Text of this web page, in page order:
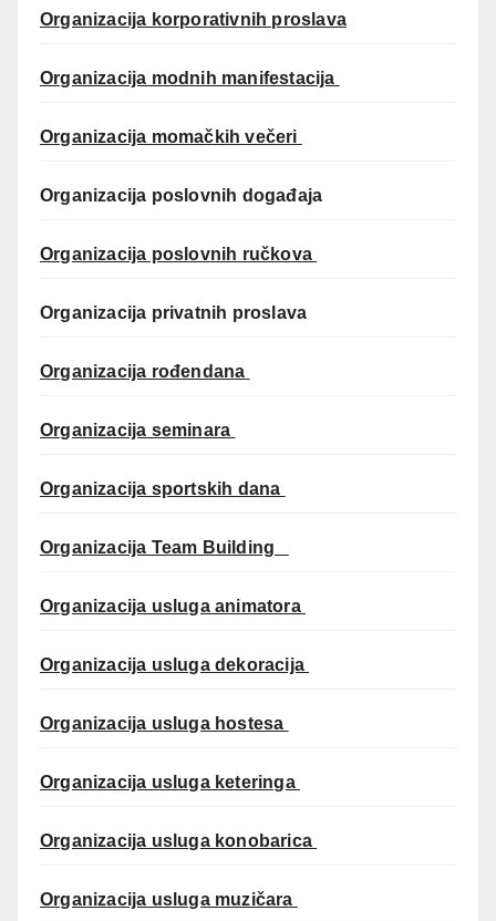
Organizacija korporativnih proslava
Organizacija modnih manifestacija
Organizacija momačkih večeri
Organizacija poslovnih događaja
Organizacija poslovnih ručkova
Organizacija privatnih proslava
Organizacija rođendana
Organizacija seminara
Organizacija sportskih dana
Organizacija Team Building
Organizacija usluga animatora
Organizacija usluga dekoracija
Organizacija usluga hostesa
Organizacija usluga keteringa
Organizacija usluga konobarica
Organizacija usluga muzičara